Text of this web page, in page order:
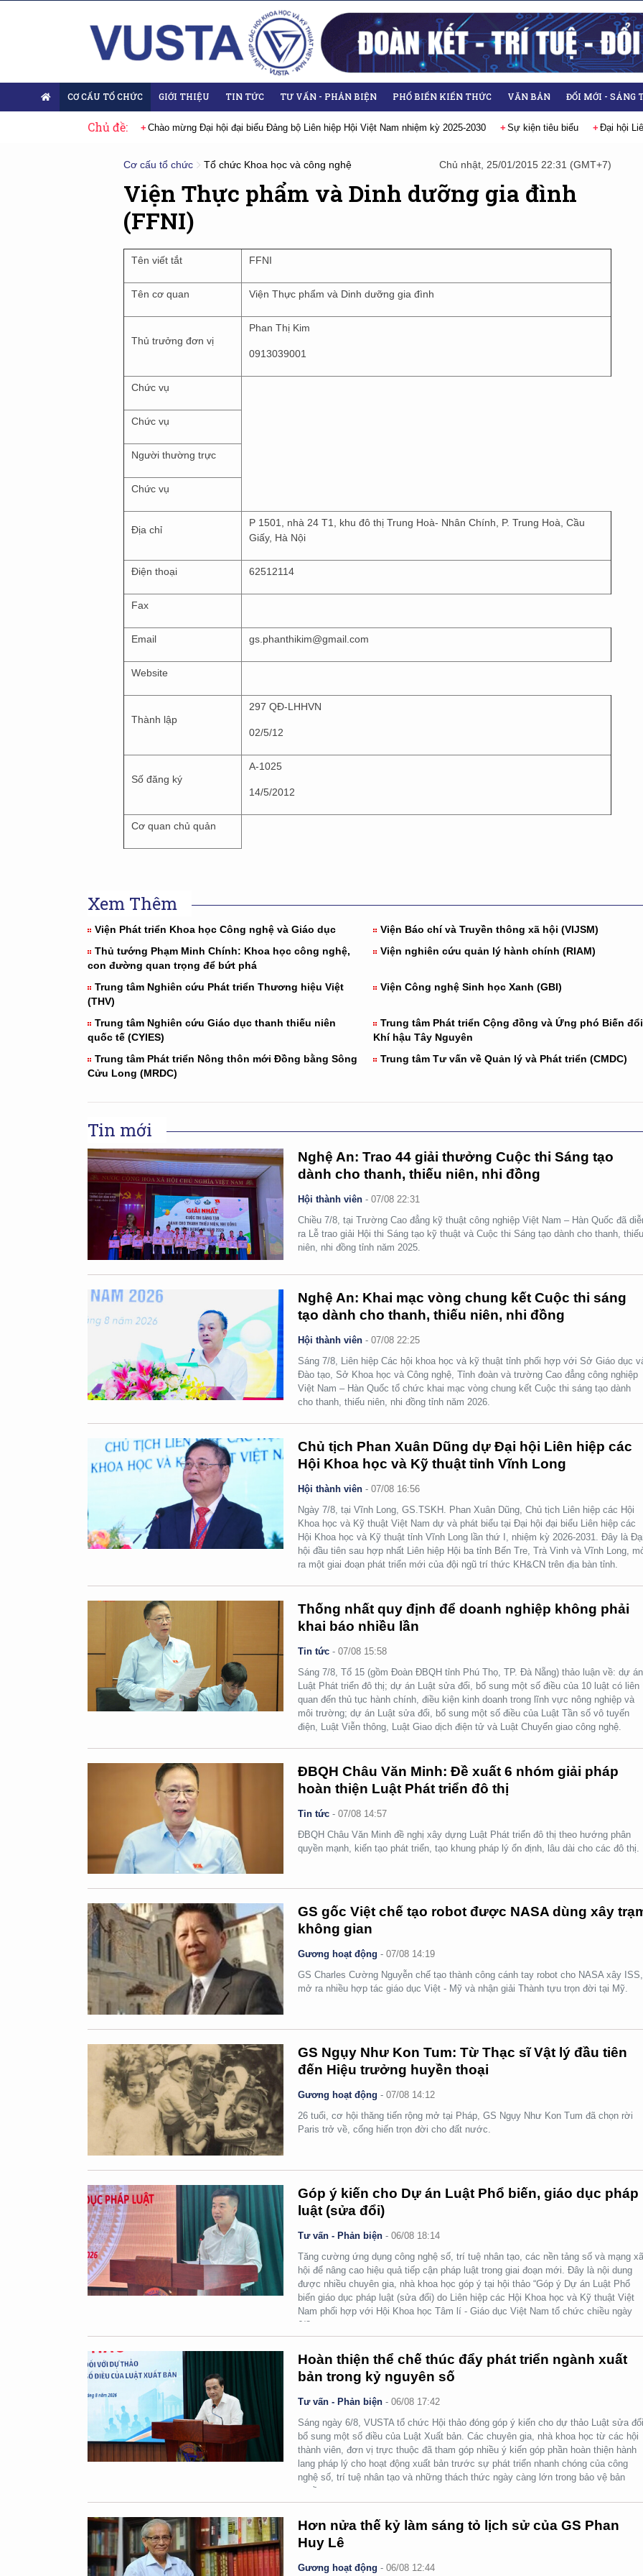
CƠ CẤU TỔ CHỨC GIỚI THIỆU TIN TỨC TƯ VẤN - PHẢN BIỆN PHỔ BIẾN KIẾN THỨC VĂN BẢN ĐỔI MỚI - SÁNG
Chủ đề:
hội lần thứ XIV của Đảng Chào mừng Đại hội đại biểu Đảng bộ Liên hiệp Hội Việt Nam nhiệm kỳ 2025-2030 Sự kiện tiêu biểu Đại hội
Cơ cấu tổ chức Tổ chức Khoa học và công nghệ Chủ nhật, 25/01/2015 22:31 (GMT+7)
Viện Thực phẩm và Dinh dưỡng gia đình
(FFNI)
Tên viết tắt FFNI
Tên cơ quan Viện Thực phẩm và Dinh dưỡng gia đình
Thủ trưởng đơn vị
Phan Thị Kim
0913039001
Chức vụ
Chức vụ
Người thường trực
Chức vụ
Địa chỉ
P 1501, nhà 24 T1, khu đô thị Trung Hoà- Nhân Chính, P. Trung Hoà, Cầu
Giấy, Hà Nội
Điện thoại 62512114
Fax
Email gs.phanthikim@gmail.com
Website
Thành lập
297 QĐ-LHHVN
02/5/12
Số đăng ký
A-1025
14/5/2012
Cơ quan chủ quản
Xem Thêm
Viện Phát triển Khoa học Công nghệ và Giáo dục
Viện Báo chí và Truyền thông xã hội (VIJSM)
Thủ tướng Phạm Minh Chính: Khoa học công nghệ,
con đường quan trọng để bứt phá
Viện nghiên cứu quản lý hành chính (RIAM)
Trung tâm Nghiên cứu Phát triển Thương hiệu Việt
(THV)
Viện Công nghệ Sinh học Xanh (GBI)
Trung tâm Nghiên cứu Giáo dục thanh thiếu niên
quốc tế (CYIES)
Trung tâm Phát triển Cộng đồng và Ứng phó Biến đổi
Khí hậu Tây Nguyên
Trung tâm Phát triển Nông thôn mới Đồng bằng Sông
Cửu Long (MRDC)
Trung tâm Tư vấn về Quản lý và Phát triển (CMDC)
Tin mới
Nghệ An: Trao 44 giải thưởng Cuộc thi Sáng tạo
dành cho thanh, thiếu niên, nhi đồng
Hội thành viên -07/08 22:31
Chiều 7/8, tại Trường Cao đẳng kỹ thuật công nghiệp Việt Nam – Hàn Quốc đã
ra Lễ trao giải Hội thi Sáng tạo kỹ thuật và Cuộc thi Sáng tạo dành cho thanh,
niên, nhi đồng tỉnh năm 2025.
Nghệ An: Khai mạc vòng chung kết Cuộc thi sáng
tạo dành cho thanh, thiếu niên, nhi đồng
Hội thành viên -07/08 22:25
Sáng 7/8, Liên hiệp Các hội khoa học và kỹ thuật tỉnh phối hợp với Sở Giáo dục
Đào tạo, Sở Khoa học và Công nghệ, Tỉnh đoàn và trường Cao đẳng công nghiệp
Việt Nam – Hàn Quốc tổ chức khai mạc vòng chung kết Cuộc thi sáng tạo dành
cho thanh, thiếu niên, nhi đồng tỉnh năm 2026.
Chủ tịch Phan Xuân Dũng dự Đại hội Liên hiệp các
Hội Khoa học và Kỹ thuật tỉnh Vĩnh Long
Hội thành viên -07/08 16:56
Ngày 7/8, tại Vĩnh Long, GS.TSKH. Phan Xuân Dũng, Chủ tịch Liên hiệp các Hội
Khoa học và Kỹ thuật Việt Nam dự và phát biểu tại Đại hội đại biểu Liên hiệp các
Hội Khoa học và Kỹ thuật tỉnh Vĩnh Long lần thứ I, nhiệm kỳ 2026-2031. Đây là
hội đầu tiên sau hợp nhất Liên hiệp Hội ba tỉnh Bến Tre, Trà Vinh và Vĩnh Long,
ra một giai đoạn phát triển mới của đội ngũ trí thức KH&CN trên địa bàn tỉnh.
Thống nhất quy định để doanh nghiệp không phải
khai báo nhiều lần
Tin tức -07/08 15:58
Sáng 7/8, Tổ 15 (gồm Đoàn ĐBQH tỉnh Phú Thọ, TP. Đà Nẵng) thảo luận về: dự án
Luật Phát triển đô thị; dự án Luật sửa đổi, bổ sung một số điều của 10 luật có liên
quan đến thủ tục hành chính, điều kiện kinh doanh trong lĩnh vực nông nghiệp và
môi trường; dự án Luật sửa đổi, bổ sung một số điều của Luật Tần số vô tuyến
điện, Luật Viễn thông, Luật Giao dịch điện tử và Luật Chuyển giao công nghệ.
ĐBQH Châu Văn Minh: Đề xuất 6 nhóm giải pháp
hoàn thiện Luật Phát triển đô thị
Tin tức -07/08 14:57
ĐBQH Châu Văn Minh đề nghị xây dựng Luật Phát triển đô thị theo hướng phân
quyền mạnh, kiến tạo phát triển, tạo khung pháp lý ổn định, lâu dài cho các đô thị.
GS gốc Việt chế tạo robot được NASA dùng xây
không gian
Gương hoạt động -07/08 14:19
GS Charles Cường Nguyễn chế tạo thành công cánh tay robot cho NASA xây ISS,
mở ra nhiều hợp tác giáo dục Việt - Mỹ và nhận giải Thành tựu trọn đời tại Mỹ.
GS Ngụy Như Kon Tum: Từ Thạc sĩ Vật lý đầu tiên
đến Hiệu trưởng huyền thoại
Gương hoạt động -07/08 14:12
26 tuổi, cơ hội thăng tiến rộng mở tại Pháp, GS Ngụy Như Kon Tum đã chọn rời
Paris trở về, cống hiến trọn đời cho đất nước.
Góp ý kiến cho Dự án Luật Phổ biến, giáo dục pháp
luật (sửa đổi)
Tư vấn - Phản biện -06/08 18:14
Tăng cường ứng dụng công nghệ số, trí tuệ nhân tạo, các nền tảng số và mạng
hội để nâng cao hiệu quả tiếp cận pháp luật trong giai đoạn mới. Đây là nội dung
được nhiều chuyên gia, nhà khoa học góp ý tại hội thảo “Góp ý Dự án Luật Phổ
biến giáo dục pháp luật (sửa đổi) do Liên hiệp các Hội Khoa học và Kỹ thuật Việt
Nam phối hợp với Hội Khoa học Tâm lí - Giáo dục Việt Nam tổ chức chiều ngày
6/8.
Hoàn thiện thể chế thúc đẩy phát triển ngành xuất
bản trong kỷ nguyên số
Tư vấn - Phản biện -06/08 17:42
Sáng ngày 6/8, VUSTA tổ chức Hội thảo đóng góp ý kiến cho dự thảo Luật sửa
bổ sung một số điều của Luật Xuất bản. Các chuyên gia, nhà khoa học từ các hội
thành viên, đơn vị trực thuộc đã tham góp nhiều ý kiến góp phần hoàn thiện hành
lang pháp lý cho hoạt động xuất bản trước sự phát triển nhanh chóng của công
nghệ số, trí tuệ nhân tạo và những thách thức ngày càng lớn trong bảo vệ bản
quyền.
Hơn nửa thế kỷ làm sáng tỏ lịch sử của GS Phan
Huy Lê
Gương hoạt động -06/08 12:44